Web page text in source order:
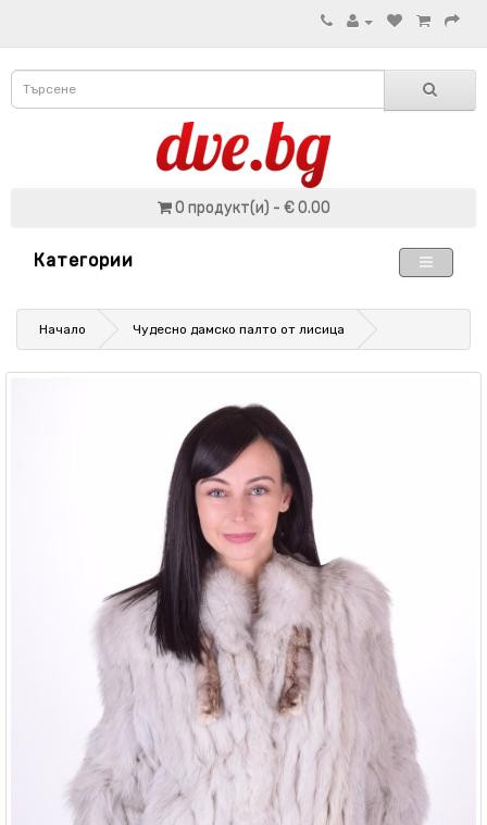
0 продукт(и) - € 0.00
Категории
Начало Чудесно дамско палто от лисица